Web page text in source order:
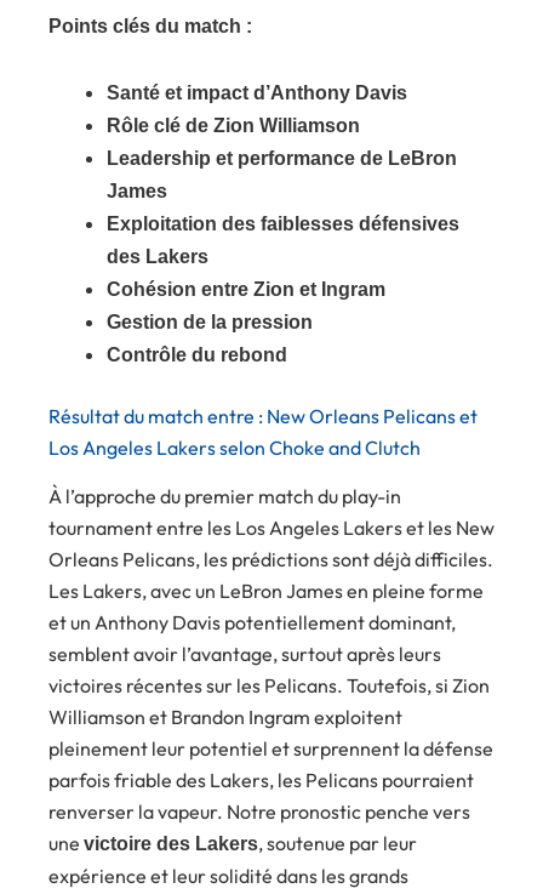
Points clés du match :
Santé et impact d’Anthony Davis
Rôle clé de Zion Williamson
Leadership et performance de LeBron
James
Exploitation des faiblesses défensives
des Lakers
Cohésion entre Zion et Ingram
Gestion de la pression
Contrôle du rebond
Résultat du match entre : New Orleans Pelicans et
Los Angeles Lakers selon Choke and Clutch
À l’approche du premier match du play-in
tournament entre les Los Angeles Lakers et les New
Orleans Pelicans, les prédictions sont déjà difficiles.
Les Lakers, avec un LeBron James en pleine forme
et un Anthony Davis potentiellement dominant,
semblent avoir l’avantage, surtout après leurs
victoires récentes sur les Pelicans. Toutefois, si Zion
Williamson et Brandon Ingram exploitent
pleinement leur potentiel et surprennent la défense
parfois friable des Lakers, les Pelicans pourraient
renverser la vapeur. Notre pronostic penche vers
une victoire des Lakers, soutenue par leur
expérience et leur solidité dans les grands